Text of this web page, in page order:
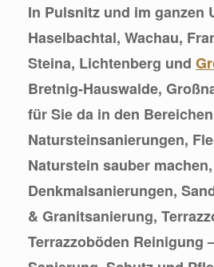
In Pulsnitz und im ganzen
Haselbachtal, Wachau,
Steina, Lichtenberg und
Bretnig-Hauswalde,
für Sie da in den
Natursteinsanierungen,
Naturstein sauber machen,
Denkmalsanierungen,
& Granitsanierung,
Terrazzoböden Reinigung